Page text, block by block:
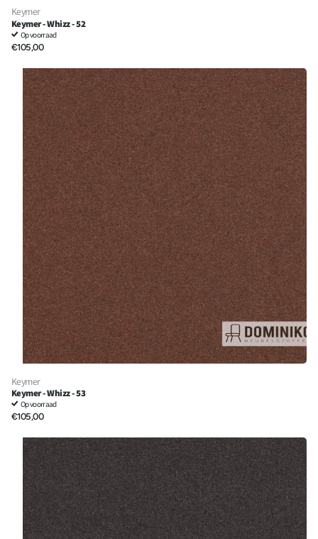
Keymer
Keymer - Whizz - 52
Op voorraad
€105,00
Keymer
Keymer - Whizz - 53
Op voorraad
€105,00